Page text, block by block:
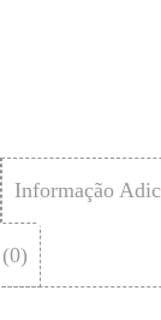
Informação